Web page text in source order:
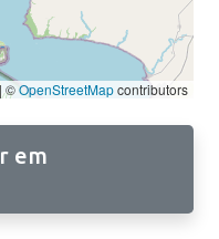
|©OpenStreetMapcontributors
em